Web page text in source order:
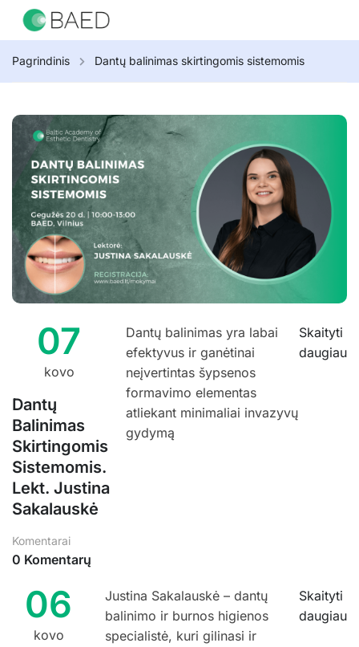
Pagrindinis Dantų balinimas skirtingomis sistemomis
07
kovo
Dantų
Balinimas
Skirtingomis
Sistemomis.
Lekt. Justina
Sakalauskė
Komentarai
0 Komentarų
Dantų balinimas yra labai
efektyvus ir ganėtinai
neįvertintas šypsenos
formavimo elementas
atliekant minimaliai invazyvų
gydymą
Skaityti
daugiau
06
kovo
Justina Sakalauskė – dantų
balinimo ir burnos higienos
specialistė, kuri gilinasi ir
Skaityti
daugiau